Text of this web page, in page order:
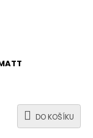
DO KOŠÍKU